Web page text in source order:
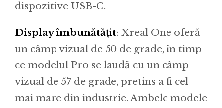
dispozitive USB-C.
Display îmbunătățit: Xreal One oferă
un câmp vizual de 50 de grade, în timp
ce modelul Pro se laudă cu un câmp
vizual de 57 de grade, pretins a fi cel
mai mare din industrie. Ambele modele